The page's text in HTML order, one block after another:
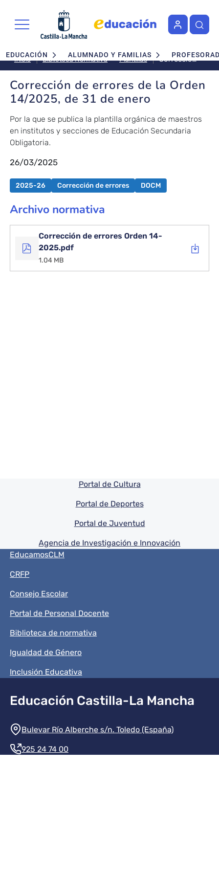
Navegación principal
EDUCACIÓN ALUMNADO Y FAMILIAS
Inicio Biblioteca Normativa Plantillas
Corrección
de errores
de la Orden
14/2025,
Corrección de errores de la Orden
14/2025, de 31 de enero
Por la que se publica la plantilla orgánica de maestros
en institutos y secciones de Educación Secundaria
Obligatoria.
26/03/2025
2025-26 Corrección de errores DOCM
Archivo normativa
Corrección de errores Orden 14-
2025.pdf
1.04 MB
Pie de pagina información
Portal de Cultura
Portal de Deportes
Portal de Juventud
Agencia de Investigación e Innovación
Menú del pie
EducamosCLM
CRFP
Consejo Escolar
Portal de Personal Docente
Biblioteca de normativa
Igualdad de Género
Inclusión Educativa
Educación Castilla-La Mancha
Información de la institución
Bulevar Río Alberche s/n. Toledo (España)
925 24 74 00